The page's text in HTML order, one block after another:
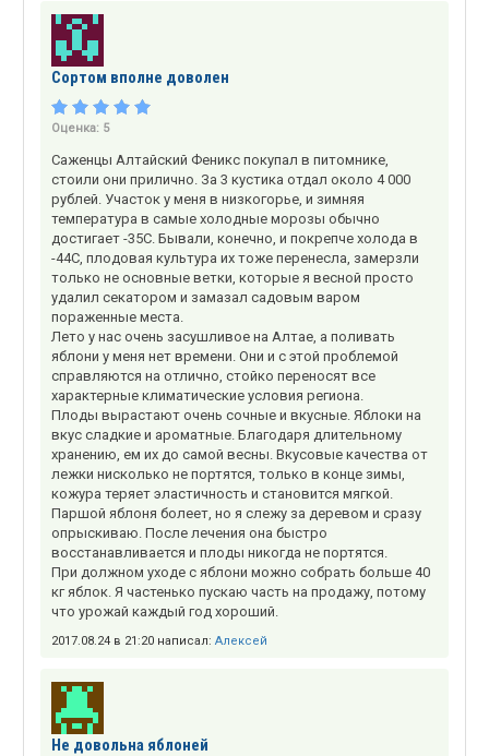
Сортом вполне доволен
Оценка: 5
Саженцы Алтайский Феникс покупал в питомнике,
стоили они прилично. За 3 кустика отдал около 4 000
рублей. Участок у меня в низкогорье, и зимняя
температура в самые холодные морозы обычно
достигает -35С. Бывали, конечно, и покрепче холода в
-44С, плодовая культура их тоже перенесла, замерзли
только не основные ветки, которые я весной просто
удалил секатором и замазал садовым варом
пораженные места.
Лето у нас очень засушливое на Алтае, а поливать
яблони у меня нет времени. Они и с этой проблемой
справляются на отлично, стойко переносят все
характерные климатические условия региона.
Плоды вырастают очень сочные и вкусные. Яблоки на
вкус сладкие и ароматные. Благодаря длительному
хранению, ем их до самой весны. Вкусовые качества от
лежки нисколько не портятся, только в конце зимы,
кожура теряет эластичность и становится мягкой.
Паршой яблоня болеет, но я слежу за деревом и сразу
опрыскиваю. После лечения она быстро
восстанавливается и плоды никогда не портятся.
При должном уходе с яблони можно собрать больше 40
кг яблок. Я частенько пускаю часть на продажу, потому
что урожай каждый год хороший.
2017.08.24 в 21:20 написал: Алексей
Не довольна яблоней